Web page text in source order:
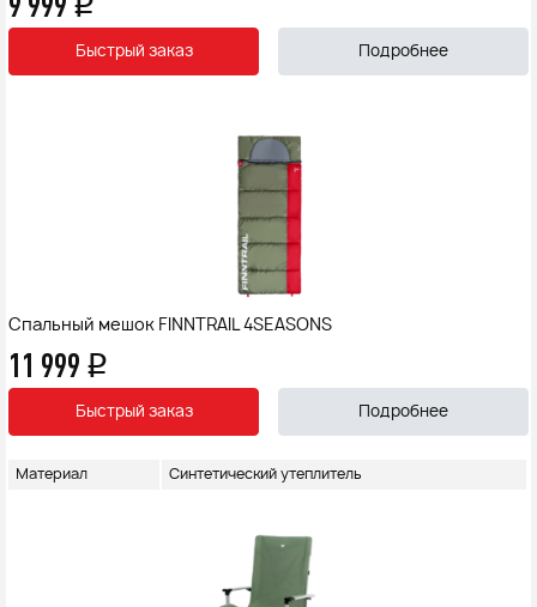
Быстрый заказ Подробнее
Спальный мешок FINNTRAIL 4SEASONS
11 999 q
Быстрый заказ Подробнее
Материал Синтетический утеплитель